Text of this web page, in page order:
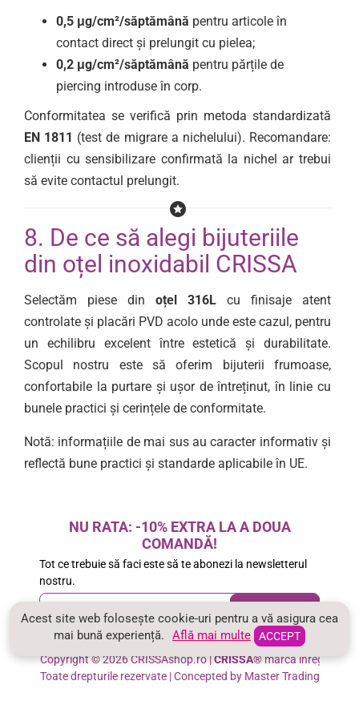
0,5 μg/cm²/săptămână pentru articole în
contact direct și prelungit cu pielea;
0,2 μg/cm²/săptămână pentru părțile de
piercing introduse în corp.
Conformitatea se verifică prin metoda standardizată
EN 1811 (test de migrare a nichelului). Recomandare:
clienții cu sensibilizare confirmată la nichel ar trebui
să evite contactul prelungit.
8. De ce să alegi bijuteriile
din oțel inoxidabil CRISSA
Selectăm piese din oțel 316L cu finisaje atent
controlate și placări PVD acolo unde este cazul, pentru
un echilibru excelent între estetică și durabilitate.
Scopul nostru este să oferim bijuterii frumoase,
confortabile la purtare și ușor de întreținut, în linie cu
bunele practici și cerințele de conformitate.
Notă: informațiile de mai sus au caracter informativ și
reflectă bune practici și standarde aplicabile în UE.
NU RATA: -10% EXTRA LA A DOUA
COMANDĂ!
Tot ce trebuie să faci este să te abonezi la newsletterul
nostru.
Email-
ul
Am citit şi sunt de acord cu Politica de confidentialitate
Copyright © 2026 CRISSAshop.ro |CRISSA®marcă înregistrată
Toate drepturile rezervate | Concepted by Master Trading
Acest site web folosește cookie-uri pentru a vă asigura cea
mai bună experiență.
Află mai multe ACCEPT